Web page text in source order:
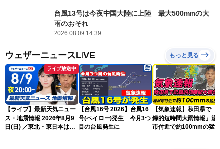
台風13号は今夜中国大陸に上陸 最大500mmの大
雨のおそれ
2026.08.09 14:39
ウェザーニュースLiVE もっと見る
ライブ放送中
【ライブ】最新天気ニュー
ス・地震情報 2026年8月9
日(日) ／東北・東日本は急
【台風16号 2026】台風16
号(ペイロー)発生 今月3つ
目の台風発生に
【気象速報】秋田県で「
録的短時間大雨情報」湯
市付近で約100mmの猛烈